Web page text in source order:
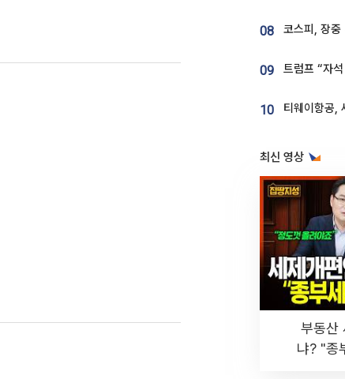
08
09
10
최신 영상
부동산
냐? "종